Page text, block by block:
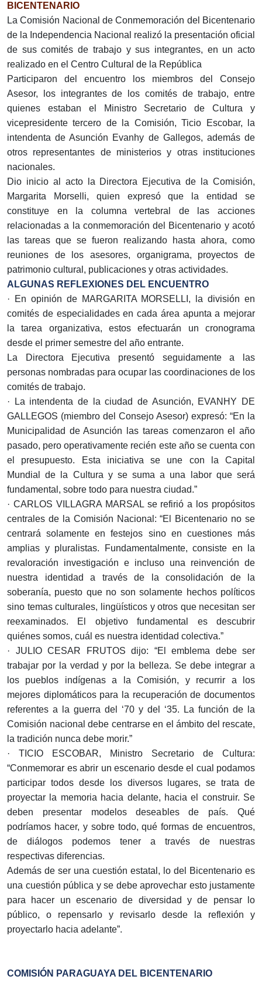
BICENTENARIO
La Comisión Nacional de Conmemoración del Bicentenario
de la Independencia Nacional realizó la presentación oficial
de sus comités de trabajo y sus integrantes, en un acto
realizado en el Centro Cultural de la República
Participaron del encuentro los miembros del Consejo
Asesor, los integrantes de los comités de trabajo, entre
quienes estaban el Ministro Secretario de Cultura y
vicepresidente tercero de la Comisión, Ticio Escobar, la
intendenta de Asunción Evanhy de Gallegos, además de
otros representantes de ministerios y otras instituciones
nacionales.
Dio inicio al acto la Directora Ejecutiva de la Comisión,
Margarita Morselli, quien expresó que la entidad se
constituye en la columna vertebral de las acciones
relacionadas a la conmemoración del Bicentenario y acotó
las tareas que se fueron realizando hasta ahora, como
reuniones de los asesores, organigrama, proyectos de
patrimonio cultural, publicaciones y otras actividades.
ALGUNAS REFLEXIONES DEL ENCUENTRO
· En opinión de MARGARITA MORSELLI, la división en
comités de especialidades en cada área apunta a mejorar
la tarea organizativa, estos efectuarán un cronograma
desde el primer semestre del año entrante.
La Directora Ejecutiva presentó seguidamente a las
personas nombradas para ocupar las coordinaciones de los
comités de trabajo.
· La intendenta de la ciudad de Asunción, EVANHY DE
GALLEGOS (miembro del Consejo Asesor) expresó: “En la
Municipalidad de Asunción las tareas comenzaron el año
pasado, pero operativamente recién este año se cuenta con
el presupuesto. Esta iniciativa se une con la Capital
Mundial de la Cultura y se suma a una labor que será
fundamental, sobre todo para nuestra ciudad.”
· CARLOS VILLAGRA MARSAL se refirió a los propósitos
centrales de la Comisión Nacional: “El Bicentenario no se
centrará solamente en festejos sino en cuestiones más
amplias y pluralistas. Fundamentalmente, consiste en la
revaloración investigación e incluso una reinvención de
nuestra identidad a través de la consolidación de la
soberanía, puesto que no son solamente hechos políticos
sino temas culturales, lingüísticos y otros que necesitan ser
reexaminados. El objetivo fundamental es descubrir
quiénes somos, cuál es nuestra identidad colectiva.”
· JULIO CESAR FRUTOS dijo: “El emblema debe ser
trabajar por la verdad y por la belleza. Se debe integrar a
los pueblos indígenas a la Comisión, y recurrir a los
mejores diplomáticos para la recuperación de documentos
referentes a la guerra del ‘70 y del ‘35. La función de la
Comisión nacional debe centrarse en el ámbito del rescate,
la tradición nunca debe morir.”
· TICIO ESCOBAR, Ministro Secretario de Cultura:
“Conmemorar es abrir un escenario desde el cual podamos
participar todos desde los diversos lugares, se trata de
proyectar la memoria hacia delante, hacia el construir. Se
deben presentar modelos deseables de país. Qué
podríamos hacer, y sobre todo, qué formas de encuentros,
de diálogos podemos tener a través de nuestras
respectivas diferencias.
Además de ser una cuestión estatal, lo del Bicentenario es
una cuestión pública y se debe aprovechar esto justamente
para hacer un escenario de diversidad y de pensar lo
público, o repensarlo y revisarlo desde la reflexión y
proyectarlo hacia adelante”.
COMISIÓN PARAGUAYA DEL BICENTENARIO